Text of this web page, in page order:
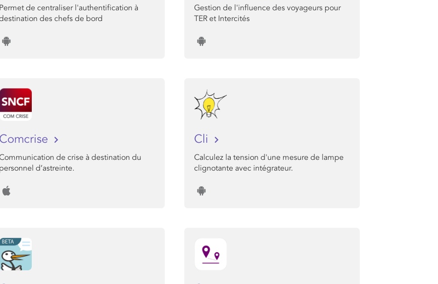
de centraliser l'authentification à
des chefs de bord
Gestion de l'influence des voyageurs pour
TER et Intercités
de crise à destination du
d’astreinte.
Cli
Calculez la tension d'une mesure de lampe
clignotante avec intégrateur.